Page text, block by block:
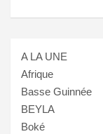
A LA UNE
Afrique
Basse Guinnée
BEYLA
Boké